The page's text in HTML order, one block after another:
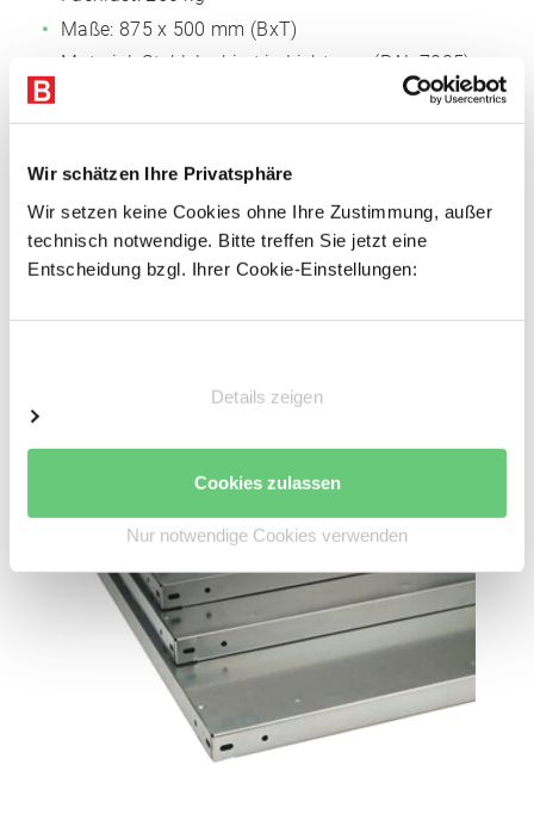
Wir schätzen Ihre Privatsphäre
Wir setzen keine Cookies ohne Ihre Zustimmung, außer
technisch notwendige. Bitte treffen Sie jetzt eine
Entscheidung bzgl. Ihrer Cookie-Einstellungen:
Details zeigen
Cookies zulassen
Nur notwendige Cookies verwenden
Maße: 875 x 500 mm (BxT)
Material: Stahl, lackiert in Lichtgrau (RAL 7035)
Systemlochung für steckbares Zubehör, Raster
50 mm